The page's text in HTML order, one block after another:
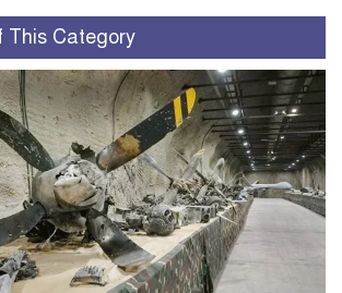
This Category